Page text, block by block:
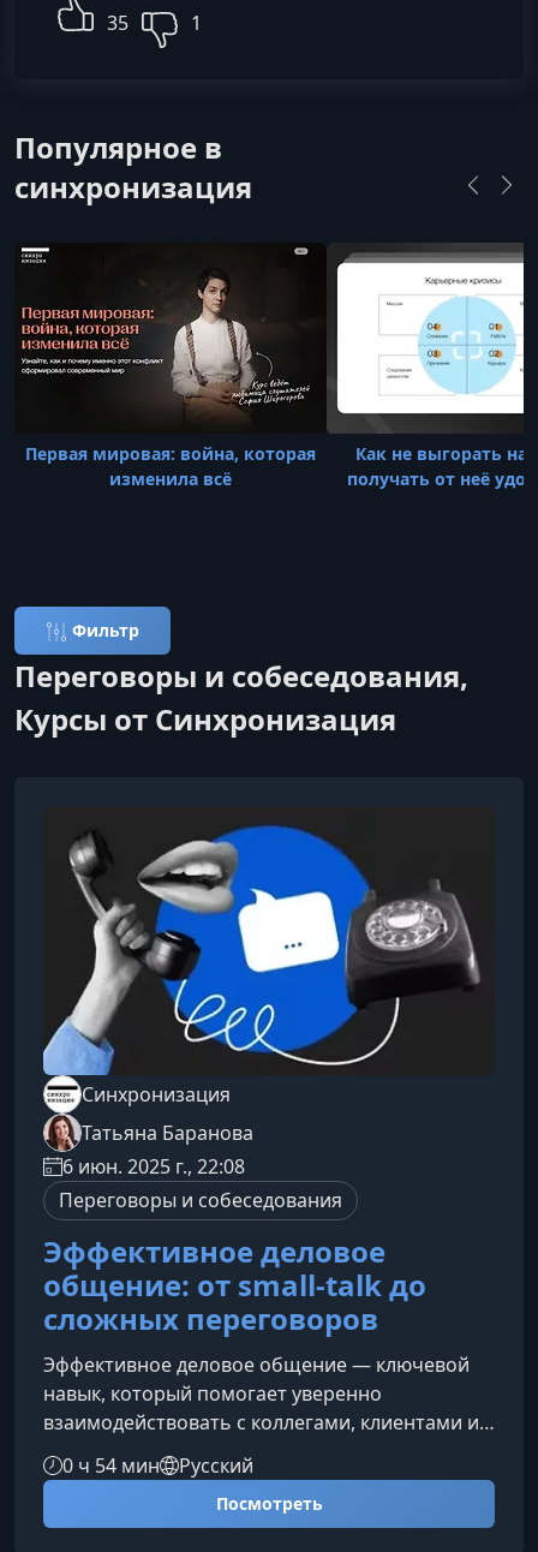
35 1
Популярное в
синхронизация
Первая мировая: война, которая
изменила всё
Как не выгорать на
получать от неё
Фильтр
Переговоры и собеседования,
Курсы от Синхронизация
Синхронизация
Татьяна Баранова
6 июн. 2025 г., 22:08
Переговоры и собеседования
Эффективное деловое
общение: от small-talk до
сложных переговоров
Эффективное деловое общение — ключевой
навык, который помогает уверенно
взаимодействовать с коллегами, клиентами и
партнёрами. На этом курсе вы узнаете, как
выстраивать профессиональный диалог,
справляться со сложными ситуациями и
достигать целей в коммуникации без стресса и
0 ч 54 мин Русский
Посмотреть